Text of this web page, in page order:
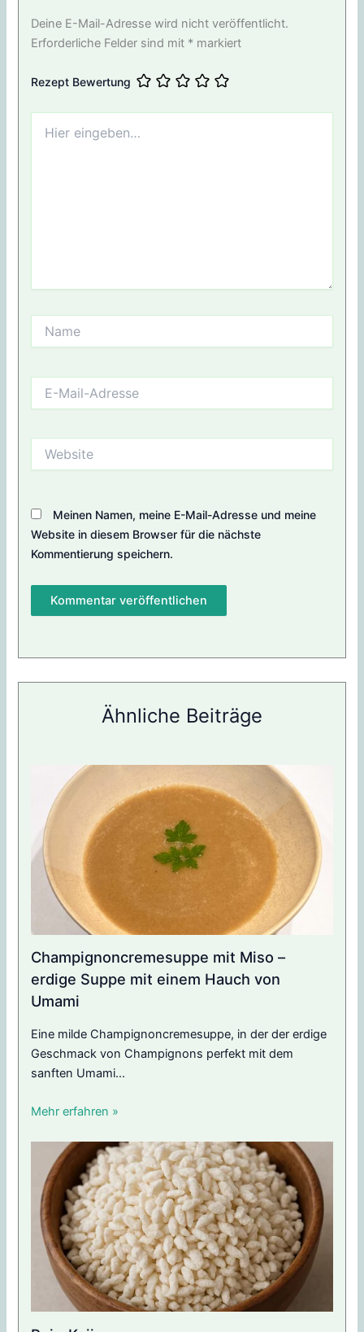
Deine E-Mail-Adresse wird nicht veröffentlicht.
Erforderliche Felder sind mit * markiert
Rezept Bewertung
eingeben…
Mail-
Meinen Namen, meine E-Mail-Adresse und meine
Website in diesem Browser für die nächste
Kommentierung speichern.
Ähnliche Beiträge
Champignoncremesuppe mit Miso –
erdige Suppe mit einem Hauch von
Umami
Eine milde Champignoncremesuppe, in der der erdige
Geschmack von Champignons perfekt mit dem
sanften Umami...
Mehr erfahren »